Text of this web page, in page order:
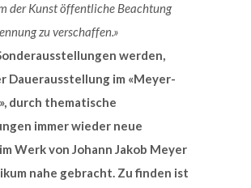
der Kunst öffentliche Beachtung
zu verschaffen.»
werden,
Dauerausstellung im «Meyer-
durch thematische
immer wieder neue
Werk von Johann Jakob Meyer
nahe gebracht. Zu finden ist